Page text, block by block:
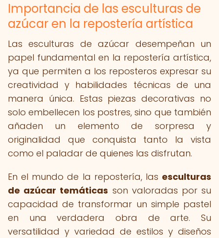
Importancia de las esculturas de
azúcar en la repostería artística
Las esculturas de azúcar desempeñan un
papel fundamental en la repostería artística,
ya que permiten a los reposteros expresar su
creatividad y habilidades técnicas de una
manera única. Estas piezas decorativas no
solo embellecen los postres, sino que también
añaden un elemento de sorpresa y
originalidad que conquista tanto la vista
como el paladar de quienes las disfrutan.
En el mundo de la repostería, las esculturas
de azúcar temáticas son valoradas por su
capacidad de transformar un simple pastel
en una verdadera obra de arte. Su
versatilidad y variedad de estilos y diseños